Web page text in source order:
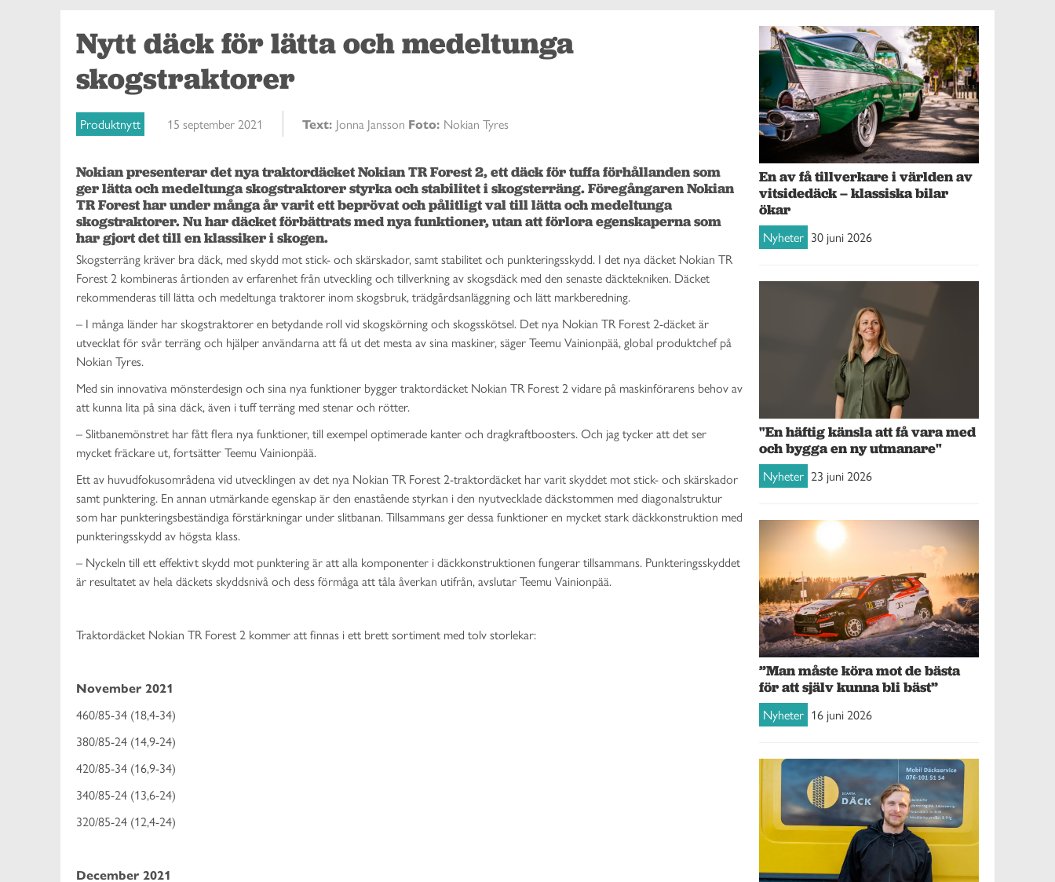
Nytt däck för lätta och medeltunga
skogstraktorer
Produktnytt 15 september 2021 Text: Jonna Jansson Foto: Nokian Tyres
Nokian presenterar det nya traktordäcket Nokian TR Forest 2, ett däck för tuffa förhållanden som
ger lätta och medeltunga skogstraktorer styrka och stabilitet i skogsterräng. Föregångaren Nokian
TR Forest har under många år varit ett beprövat och pålitligt val till lätta och medeltunga
skogstraktorer. Nu har däcket förbättrats med nya funktioner, utan att förlora egenskaperna som
har gjort det till en klassiker i skogen.
Skogsterräng kräver bra däck, med skydd mot stick- och skärskador, samt stabilitet och punkteringsskydd. I det nya däcket Nokian TR
Forest 2 kombineras årtionden av erfarenhet från utveckling och tillverkning av skogsdäck med den senaste däcktekniken. Däcket
rekommenderas till lätta och medeltunga traktorer inom skogsbruk, trädgårdsanläggning och lätt markberedning.
– I många länder har skogstraktorer en betydande roll vid skogskörning och skogsskötsel. Det nya Nokian TR Forest 2-däcket är
utvecklat för svår terräng och hjälper användarna att få ut det mesta av sina maskiner, säger Teemu Vainionpää, global produktchef på
Nokian Tyres.
Med sin innovativa mönsterdesign och sina nya funktioner bygger traktordäcket Nokian TR Forest 2 vidare på maskinförarens behov av
att kunna lita på sina däck, även i tuff terräng med stenar och rötter.
–Slitbanemönstret har fått flera nya funktioner, till exempel optimerade kanter och dragkraftboosters. Och jag tycker att det ser
mycket fräckare ut, fortsätter Teemu Vainionpää.
Ett av huvudfokusområdena vid utvecklingen av det nya Nokian TR Forest 2-traktordäcket har varit skyddet mot stick- och skärskador
samt punktering. En annan utmärkande egenskap är den enastående styrkan i den nyutvecklade däckstommen med diagonalstruktur
som har punkteringsbeständiga förstärkningar under slitbanan. Tillsammans ger dessa funktioner en mycket stark däckkonstruktion med
punkteringsskydd av högsta klass.
– Nyckeln till ett effektivt skydd mot punktering är att alla komponenter i däckkonstruktionen fungerar tillsammans. Punkteringsskyddet
är resultatet av hela däckets skyddsnivå och dess förmåga att tåla åverkan utifrån, avslutar Teemu Vainionpää.
Traktordäcket Nokian TR Forest 2 kommer att finnas i ett brett sortiment med tolv storlekar:
November 2021
460/85-34 (18,4-34)
380/85-24 (14,9-24)
420/85-34 (16,9-34)
340/85-24 (13,6-24)
320/85-24 (12,4-24)
December 2021
En av få tillverkare i världen av
vitsidedäck – klassiska bilar
ökar
Nyheter 30 juni 2026
"En häftig känsla att få vara med
och bygga en ny utmanare"
Nyheter 23 juni 2026
”Man måste köra mot de bästa
för att själv kunna bli bäst”
Nyheter 16 juni 2026